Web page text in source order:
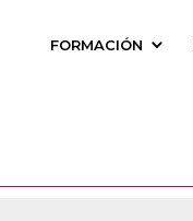
FORMACIÓN